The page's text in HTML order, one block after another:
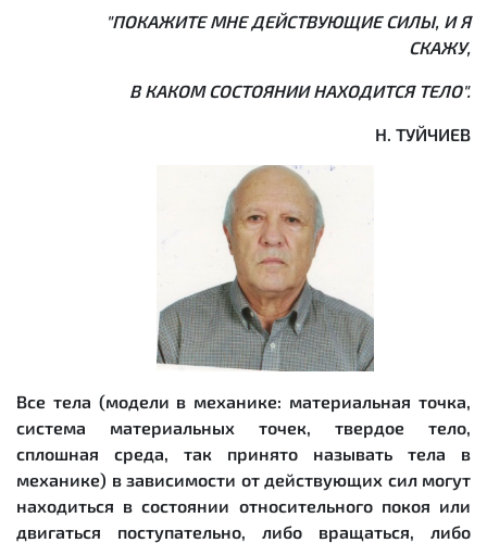
"ПОКАЖИТЕ МНЕ ДЕЙСТВУЮЩИЕ СИЛЫ, И Я
СКАЖУ,
В КАКОМ СОСТОЯНИИ НАХОДИТСЯ ТЕЛО".
Н. ТУЙЧИЕВ
Все тела (модели в механике: материальная точка,
система материальных точек, твердое тело,
сплошная среда, так принято называть тела в
механике) в зависимости от действующих сил могут
находиться в состоянии относительного покоя или
двигаться поступательно, либо вращаться, либо